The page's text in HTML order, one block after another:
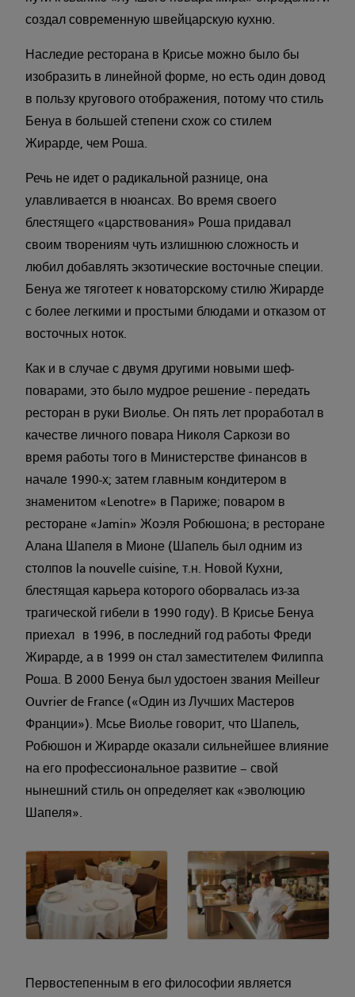
создал современную швейцарскую кухню.
Наследие ресторана в Крисье можно было бы
изобразить в линейной форме, но есть один довод
в пользу кругового отображения, потому что стиль
Бенуа в большей степени схож со стилем
Жирарде, чем Роша.
Речь не идет о радикальной разнице, она
улавливается в нюансах. Во время своего
блестящего «царствования» Роша придавал
своим творениям чуть излишнюю сложность и
любил добавлять экзотические восточные специи.
Бенуа же тяготеет к новаторскому стилю Жирарде
с более легкими и простыми блюдами и отказом от
восточных ноток.
Как и в случае с двумя другими новыми шеф-
поварами, это было мудрое решение - передать
ресторан в руки Виолье. Он пять лет проработал в
качестве личного повара Николя Саркози во
время работы того в Министерстве финансов в
начале 1990-х; затем главным кондитером в
знаменитом «Lenotre» в Париже; поваром в
ресторане «Jamin» Жоэля Робюшона; в ресторане
Алана Шапеля в Мионе (Шапель был одним из
столпов la nouvelle cuisine, т.н. Новой Кухни,
блестящая карьера которого оборвалась из-за
трагической гибели в 1990 году). В Крисье Бенуа
приехал в 1996, в последний год работы Фреди
Жирарде, а в 1999 он стал заместителем Филиппа
Роша. В 2000 Бенуа был удостоен звания Meilleur
Ouvrier de France («Один из Лучших Мастеров
Франции»). Мсье Виолье говорит, что Шапель,
Робюшон и Жирарде оказали сильнейшее влияние
на его профессиональное развитие – свой
нынешний стиль он определяет как «эволюцию
Шапеля».
Первостепенным в его философии является